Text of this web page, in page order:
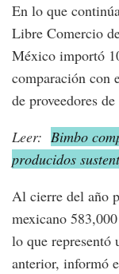
En lo que
Libre Comercio
México importó
comparación con
de proveedores
Leer: Bimbo
producidos
Al cierre del año
mexicano
lo que representó
anterior, informó